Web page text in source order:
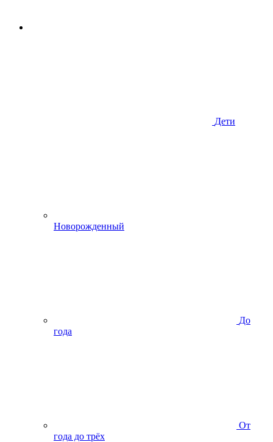
Дети
Новорожденный
До
года
От
года до трёх